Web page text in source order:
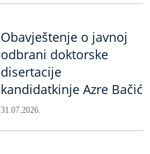
Obavještenje o javnoj
odbrani doktorske
disertacije
kandidatkinje Azre Bačić
31.07.2026.